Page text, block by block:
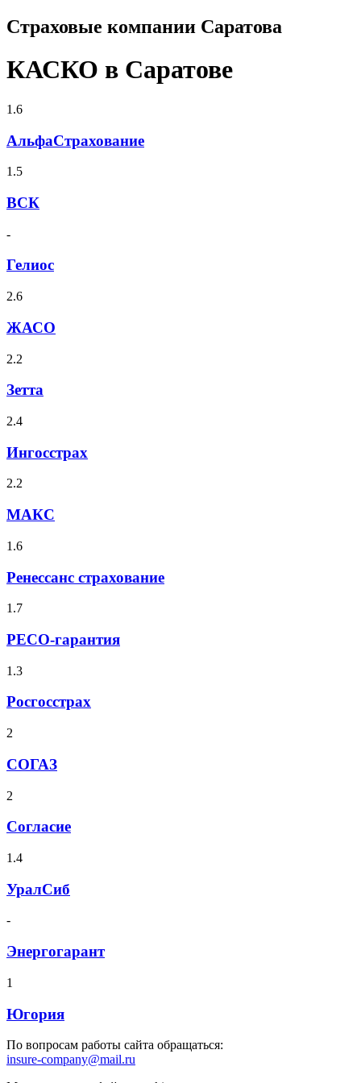
Страховые компании Саратова
КАСКО в Саратове
1.6
АльфаСтрахование
1.5
ВСК
-
Гелиос
2.6
ЖАСО
2.2
Зетта
2.4
Ингосстрах
2.2
МАКС
1.6
Ренессанс страхование
1.7
РЕСО-гарантия
1.3
Росгосстрах
2
СОГАЗ
2
Согласие
1.4
УралСиб
-
Энергогарант
1
Югория
По вопросам работы сайта обращаться:
insure-company@mail.ru